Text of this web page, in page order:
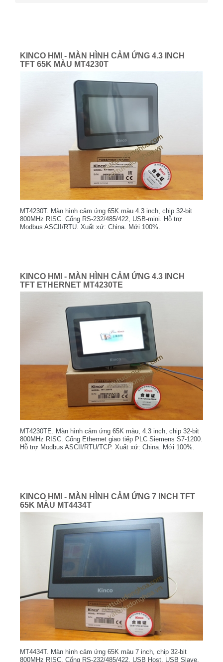
KINCO HMI - MÀN HÌNH CẢM ỨNG 4.3 INCH
TFT 65K MÀU MT4230T
MT4230T. Màn hình cảm ứng 65K màu 4.3 inch, chip 32-bit
800MHz RISC. Cổng RS-232/485/422, USB-mini. Hỗ trợ
Modbus ASCII/RTU. Xuất xứ: China. Mới 100%.
KINCO HMI - MÀN HÌNH CẢM ỨNG 4.3 INCH
TFT ETHERNET MT4230TE
MT4230TE. Màn hình cảm ứng 65K màu, 4.3 inch, chip 32-bit
800MHz RISC. Cổng Ethernet giao tiếp PLC Siemens S7-1200.
Hỗ trợ Modbus ASCII/RTU/TCP. Xuất xứ: China. Mới 100%.
KINCO HMI - MÀN HÌNH CẢM ỨNG 7 INCH TFT
65K MÀU MT4434T
MT4434T. Màn hình cảm ứng 65K màu 7 inch, chip 32-bit
800MHz RISC. Cổng RS-232/485/422, USB Host, USB Slave.